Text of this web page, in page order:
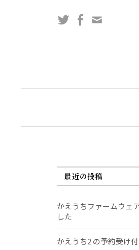
ス
TwitterFacebook
最近の投稿
かえうちファームウェ
した
かえうち2 の予約受け